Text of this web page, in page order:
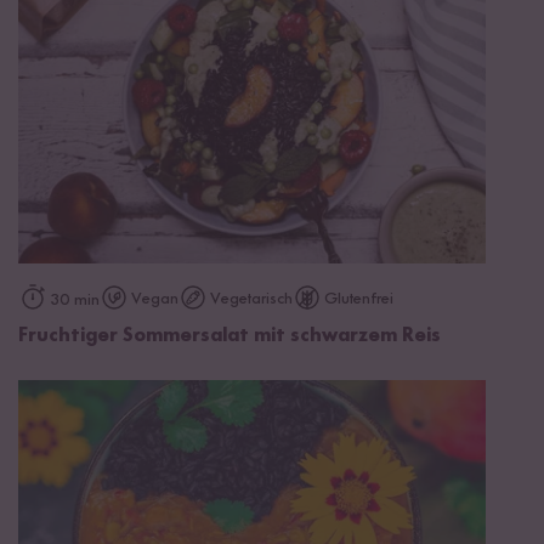
30 min Vegan Vegetarisch Glutenfrei
Fruchtiger Sommersalat mit schwarzem Reis